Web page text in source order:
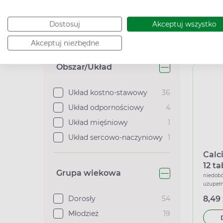
Dostosuj Akceptuj wszystko
Akceptuj niezbędne
Zobacz więcej
Obszar/Układ
Układ kostno-stawowy
36
Układ odpornościowy
4
Układ mięśniowy
1
Układ sercowo-naczyniowy 1
Grupa wiekowa
Dorosły
54
Młodzież
19
12
2
8,49